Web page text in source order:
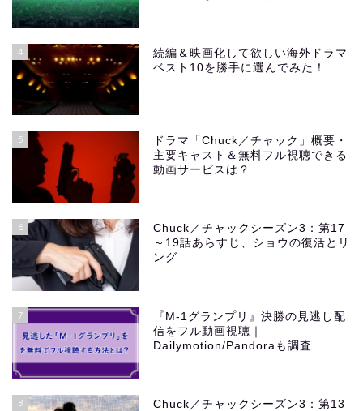
4
続編＆映画化して欲しい海外ドラマ
ベスト10を勝手に選んでみた！
5
ドラマ「Chuck／チャック」概要・
主要キャスト＆無料フル視聴できる
動画サービスは？
6
Chuck／チャックシーズン3：第17
～19話あらすじ、ショウの復活とリ
ング
7
『M-1グランプリ』決勝の見逃し配
信をフル動画視聴｜
Dailymotion/Pandoraも調査
8
Chuck／チャックシーズン3：第13